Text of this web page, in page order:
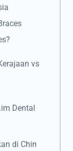
vs
Dental
di Chin